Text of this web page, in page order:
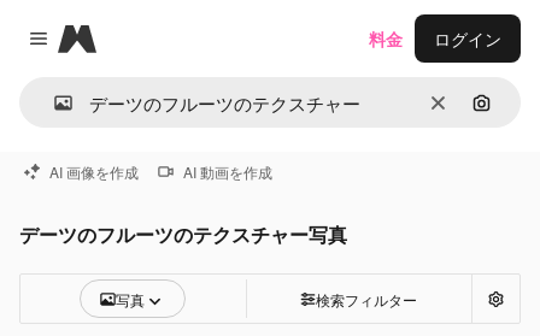
Close menu
Magnific
消去 画像で
料金 ログイン
AI 画像を作成 AI 動画を作成
デーツのフルーツのテクスチャー写真
写真 検索フィルター